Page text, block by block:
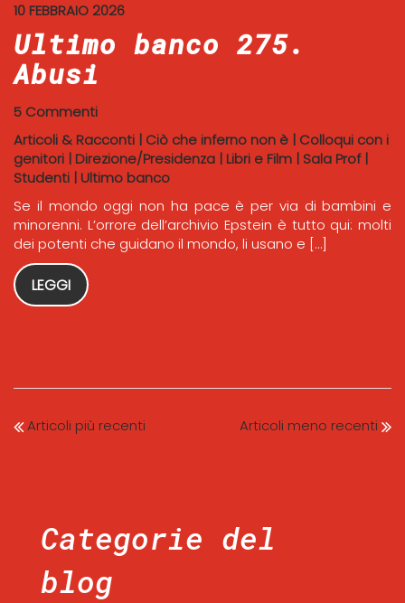
10 FEBBRAIO 2026
Ultimo banco 275.
Abusi
5 Commenti
Articoli & Racconti | Ciò che inferno non è | Colloqui con i
genitori | Direzione/Presidenza | Libri e Film | Sala Prof|
Studenti | Ultimo banco
Se il mondo oggi non ha pace è per via di bambini e
minorenni. L’orrore dell’archivio Epstein è tutto qui: molti
dei potenti che guidano il mondo, li usano e […]
LEGGI
Articoli più recenti Articoli meno recenti
Categorie del
blog